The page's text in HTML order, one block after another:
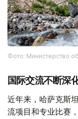
Фото: Министерство
国际交流不断深
近年来，哈萨克斯
流项目和专业比赛